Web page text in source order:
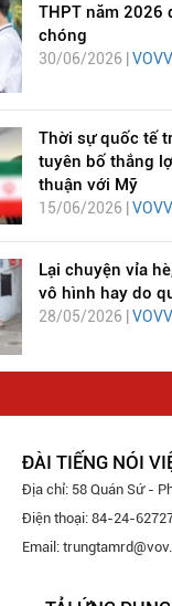
THPT năm 2026
chóng
30/06/2026 |
Thời sự quốc tế
tuyên bố thắng
thuận với Mỹ
15/06/2026 |
Lại chuyện vỉa
vô hình hay do
28/05/2026 |
ĐÀI TIẾNG NÓI
Địa chỉ: 58 Quán Sứ -
Điện thoại: 84-24-
Email: